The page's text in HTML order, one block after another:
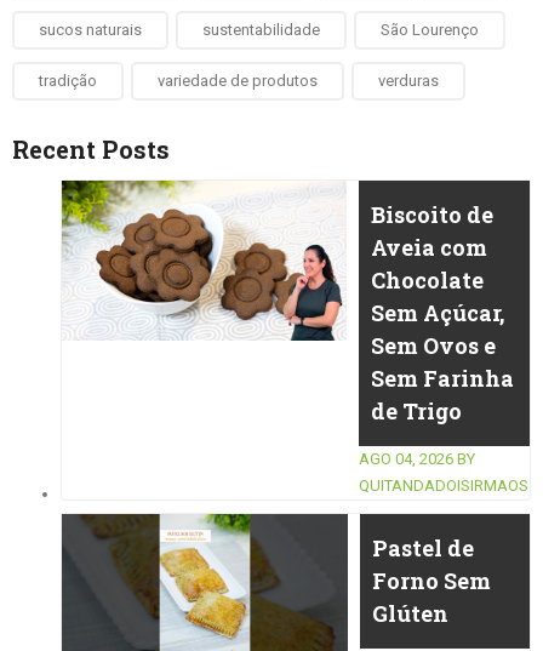
sucos naturais sustentabilidade São Lourenço
tradição variedade de produtos verduras
Recent Posts
Biscoito de
Aveia com
Chocolate
Sem Açúcar,
Sem Ovos e
Sem Farinha
de Trigo
AGO 04, 2026 BY
QUITANDADOISIRMAOS
Pastel de
Forno Sem
Glúten